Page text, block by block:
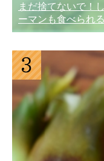
まだ捨てないで！
ーマンも食べられる